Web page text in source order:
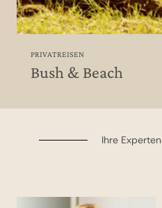
PRIVATREISEN
Bush & Beach
Ihre Experten